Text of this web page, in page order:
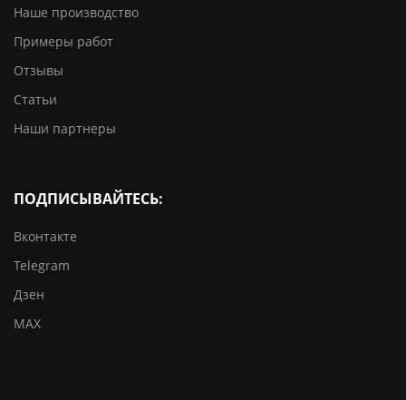
Наше производство
Примеры работ
Отзывы
Статьи
Наши партнеры
ПОДПИСЫВАЙТЕСЬ:
Вконтакте
Telegram
Дзен
MAX